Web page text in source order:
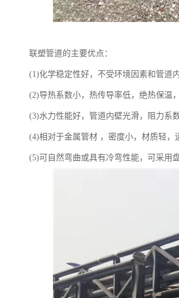
联塑管道的主要优点：
(1)化学稳定性好，不受环境因素和管道
(2)导热系数小，热传导率低，绝热保温
(3)水力性能好，管道内壁光滑，阻力系
(4)相对于金属管材 ，密度小，材质轻，
(5)可自然弯曲或具有冷弯性能，可采用